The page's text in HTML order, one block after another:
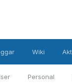
Personal
Wiki